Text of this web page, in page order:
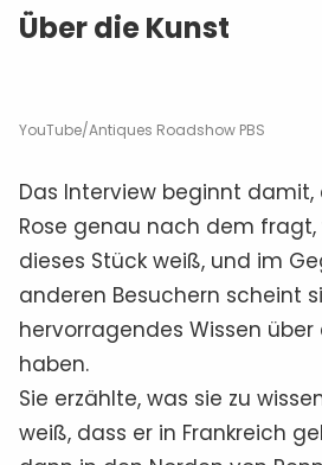
Über die Kunst
YouTube/Antiques Roadshow PBS
Das Interview beginnt damit,
Rose genau nach dem fragt,
dieses Stück weiß, und im
anderen Besuchern scheint
hervorragendes Wissen über
haben.
Sie erzählte, was sie zu
weiß, dass er in Frankreich